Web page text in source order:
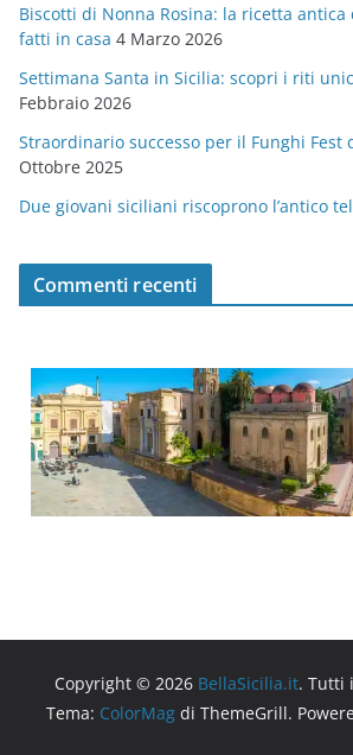
i
e
Biscotti di Nonna Rosina: la ricetta
fatti in casa 4 Marzo 2026
Settimana Santa in Sicilia: scopri i riti
Febbraio 2026
Straordinario successo per il Funghi Fest
Ottobre 2025
Due giovani siciliani riscoprono l’antico
Commenti recenti
Copyright © 2026 BellaSicilia.it. Tutti
Tema: ColorMag di ThemeGrill.